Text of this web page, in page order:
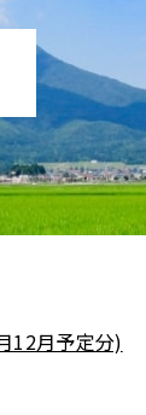
12月予定分)